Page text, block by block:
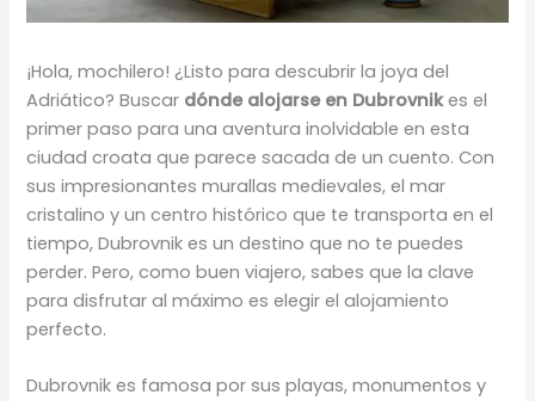
¡Hola, mochilero! ¿Listo para descubrir la joya del
Adriático? Buscar dónde alojarse en Dubrovnikes el
primer paso para una aventura inolvidable en esta
ciudad croata que parece sacada de un cuento. Con
sus impresionantes murallas medievales, el mar
cristalino y un centro histórico que te transporta en el
tiempo, Dubrovnik es un destino que no te puedes
perder. Pero, como buen viajero, sabes que la clave
para disfrutar al máximo es elegir el alojamiento
perfecto.
Dubrovnik es famosa por sus playas, monumentos y